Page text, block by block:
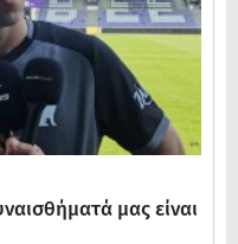
μας είναι